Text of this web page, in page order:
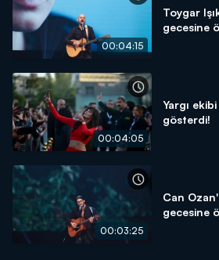
00:04:15
Toygar
gecesine
00:04:05
Yargı
gösterdi!
00:03:25
Can
gecesine